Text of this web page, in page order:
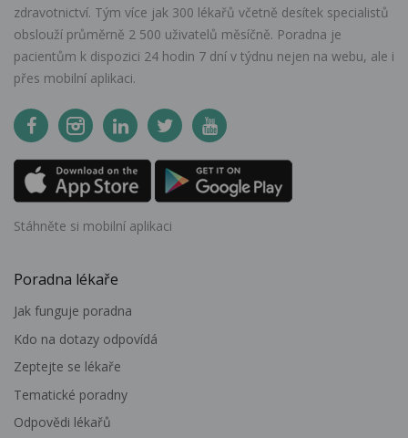
zdravotnictví. Tým více jak 300 lékařů včetně desítek specialistů
obslouží průměrně 2 500 uživatelů měsíčně. Poradna je
pacientům k dispozici 24 hodin 7 dní v týdnu nejen na webu, ale i
přes mobilní aplikaci.
Stáhněte si mobilní aplikaci
Poradna lékaře
Jak funguje poradna
Kdo na dotazy odpovídá
Zeptejte se lékaře
Tematické poradny
Odpovědi lékařů